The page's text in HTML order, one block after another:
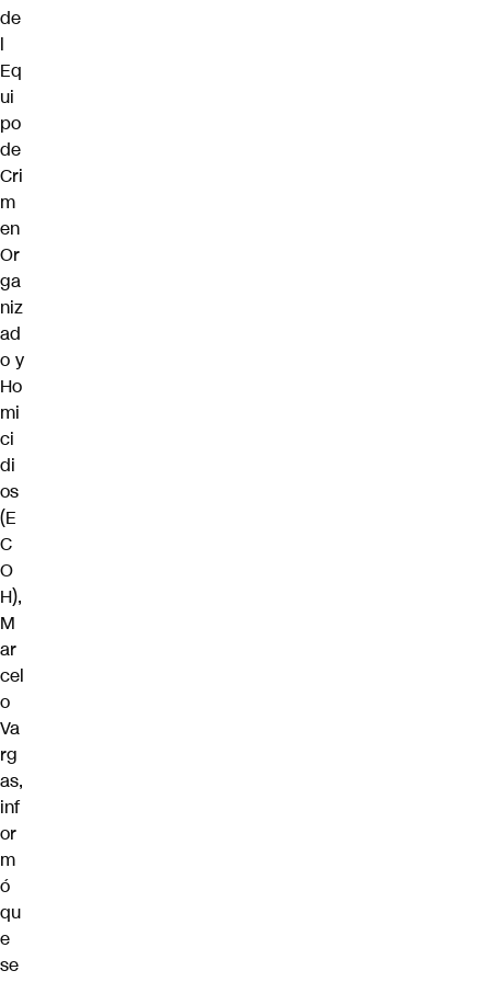
de
l
Eq
ui
po
de
Cri
m
en
Or
ga
niz
ad
o y
Ho
mi
ci
di
os
(E
C
O
H),
M
ar
cel
o
Va
rg
as,
inf
or
m
ó
qu
e
se